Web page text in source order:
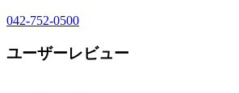
042-752-0500
ユーザーレビュー